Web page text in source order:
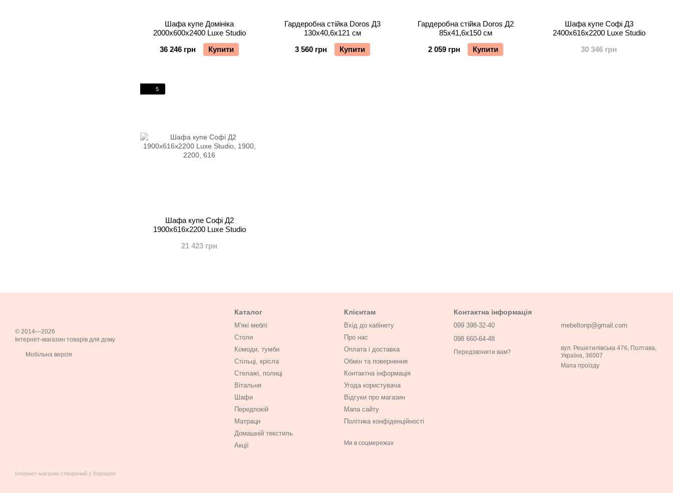
Шафа купе Домініка
2000х600х2400 Luxe Studio
36 246 грн
Купити
Гардеробна стійка Doros Д3
130х40,6х121 см
3 560 грн
Купити
Гардеробна стійка Doros Д2
85х41,6х150 см
2 059 грн
Купити
Шафа купе Софі Д3
2400х616х2200 Luxe Studio
30 346 грн
5
Шафа купе Софі Д2
1900х616х2200 Luxe Studio
21 423 грн
© 2014—2026
Інтернет-магазин товарів для дому
Мобільна версія
Інтернет-магазин створений з Хорошоп
Каталог
М'які меблі
Столи
Комоди, тумби
Стільці, крісла
Стелажі, полиці
Вітальня
Шафи
Передпокій
Матраци
Домашній текстиль
Акції
Клієнтам
Вхід до кабінету
Про нас
Оплата і доставка
Обмін та повернення
Контактна інформація
Угода користувача
Відгуки про магазин
Мапа сайту
Політика конфіденційності
Ми в соцмережах
Контактна інформація
099 398-32-40
098 660-64-48
Передзвонити вам?
mebeltonp@gmail.com
вул. Решетилівська 47б, Полтава,
Україна, 36007
Мапа проїзду